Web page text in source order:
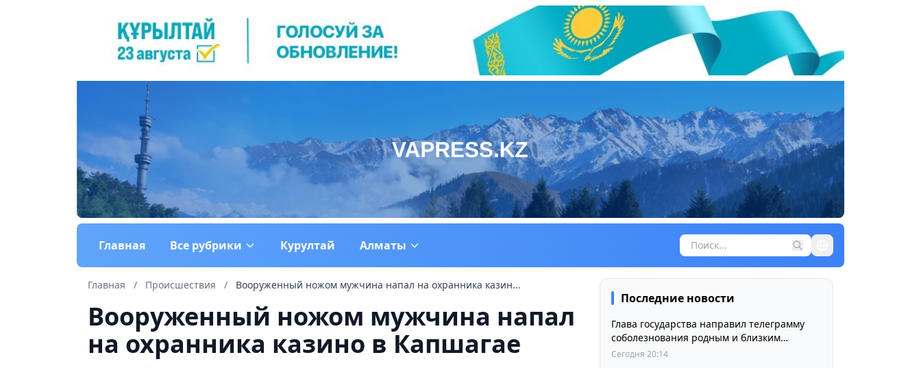
Главная Все рубрики Курултай Алматы
Главная / Происшествия / Вооруженный ножом мужчина напал на охранника казин...
Вооруженный ножом мужчина напал
на охранника казино в Капшагае
Последние новости
Глава государства направил телеграмму
соболезнования родным и близким
выдающегося кинорежиссера Ардака
Сегодня 20:14